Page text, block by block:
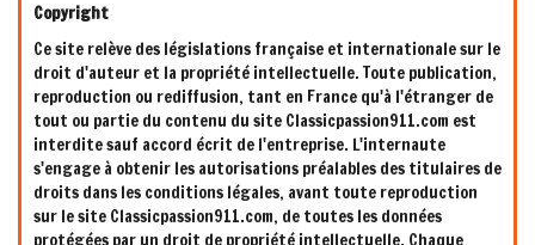
Copyright
Ce site relève des législations française et internationale sur le
droit d'auteur et la propriété intellectuelle. Toute publication,
reproduction ou rediffusion, tant en France qu'à l'étranger de
tout ou partie du contenu du site Classicpassion911.com est
interdite sauf accord écrit de l'entreprise. L'internaute
s'engage à obtenir les autorisations préalables des titulaires de
droits dans les conditions légales, avant toute reproduction
sur le site Classicpassion911.com, de toutes les données
protégées par un droit de propriété intellectuelle. Chaque